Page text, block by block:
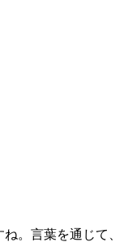
。言葉を通じて、